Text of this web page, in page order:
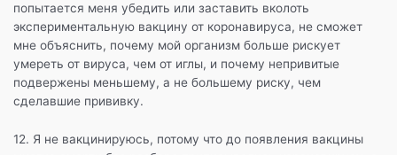
попытается меня убедить или заставить вколоть
экспериментальную вакцину от коронавируса, не сможет
мне объяснить, почему мой организм больше рискует
умереть от вируса, чем от иглы, и почему непривитые
подвержены меньшему, а не большему риску, чем
сделавшие прививку.
12. Я не вакцинируюсь, потому что до появления вакцины